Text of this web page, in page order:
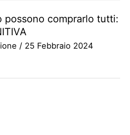
possono comprarlo tutti:
/ 25 Febbraio 2024